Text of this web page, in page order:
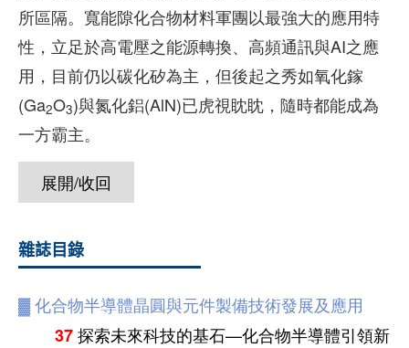
所區隔。寬能隙化合物材料軍團以最強大的應用特
性，立足於高電壓之能源轉換、高頻通訊與AI之應
用，目前仍以碳化矽為主，但後起之秀如氧化鎵
(Ga2O3)與氮化鋁(AlN)已虎視眈眈，隨時都能成為
一方霸主。
展開/收回
雜誌目錄
▓化合物半導體晶圓與元件製備技術發展及應用
37探索未來科技的基石—化合物半導體引領新